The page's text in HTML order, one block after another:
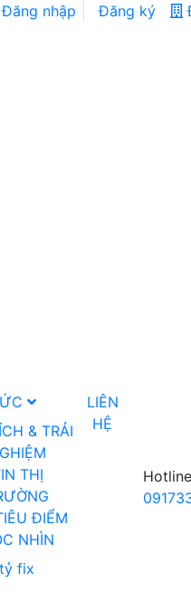
Đăng nhập Đăng ký
& TRẢI
THỊ
ĐIỂM
NHÌN
LIÊN
HỆ
Hotline